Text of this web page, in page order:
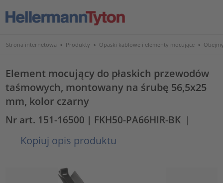
Strona internetowa > Produkty > Opaski kablowe i elementy mocujące >
Element mocujący do płaskich przewodów
taśmowych, montowany na śrubę 56,5x25
mm, kolor czarny
Nr art. 151-16500 | FKH50-PA66HIR-BK |
Kopiuj opis produktu